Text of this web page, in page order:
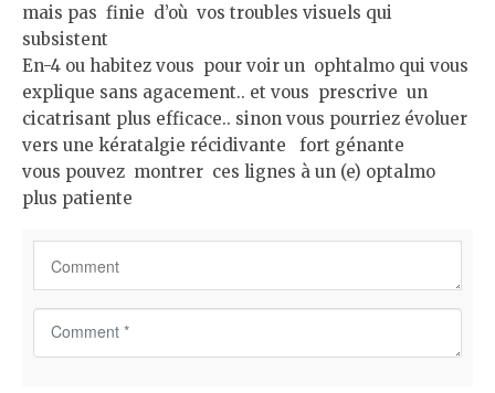
mais pas finie d’où vos troubles visuels qui
subsistent
En-4 ou habitez vous pour voir un ophtalmo qui vous
explique sans agacement.. et vous prescrive un
cicatrisant plus efficace.. sinon vous pourriez évoluer
vers une kératalgie récidivante fort génante
vous pouvez montrer ces lignes à un (e) optalmo
plus patiente